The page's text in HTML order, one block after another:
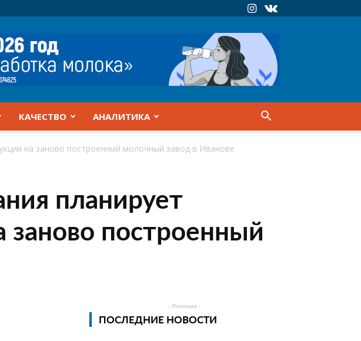
КАЧЕСТВО АНАЛИТИКА
на заново построенный молочный завод в Иванове
планирует
построенный
- Реклама -
ПОСЛЕДНИЕ НОВОСТИ